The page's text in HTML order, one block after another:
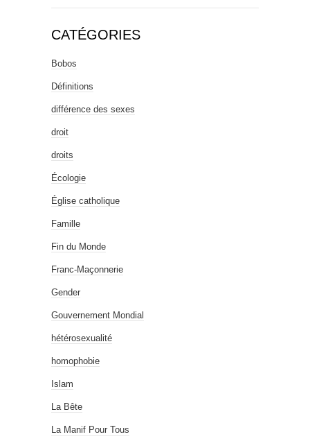
CATÉGORIES
Bobos
Définitions
différence des sexes
droit
droits
Écologie
Église catholique
Famille
Fin du Monde
Franc-Maçonnerie
Gender
Gouvernement Mondial
hétérosexualité
homophobie
Islam
La Bête
La Manif Pour Tous